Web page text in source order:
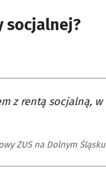
socjalnej?
z rentą socjalną,
ZUS na Dolnym